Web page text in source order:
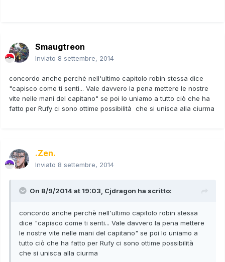
Smaugtreon
Inviato 8 settembre, 2014
concordo anche perchè nell'ultimo capitolo robin stessa dice
"capisco come ti senti... Vale davvero la pena mettere le nostre
vite nelle mani del capitano" se poi lo uniamo a tutto ciò che ha
fatto per Rufy ci sono ottime possibilità che si unisca alla ciurma
.Zen.
Inviato 8 settembre, 2014
On 8/9/2014 at 19:03, Cjdragon ha scritto:
concordo anche perchè nell'ultimo capitolo robin stessa
dice "capisco come ti senti... Vale davvero la pena mettere
le nostre vite nelle mani del capitano" se poi lo uniamo a
tutto ciò che ha fatto per Rufy ci sono ottime possibilità
che si unisca alla ciurma